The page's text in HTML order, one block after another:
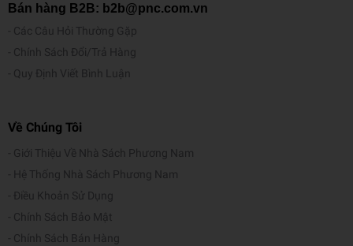
Bán hàng B2B: b2b@pnc.com.vn
Các Câu Hỏi Thường Gặp
Chính Sách Đổi/Trả Hàng
Quy Định Viết Bình Luận
Về Chúng Tôi
Giới Thiệu Về Nhà Sách Phương Nam
Hệ Thống Nhà Sách Phương Nam
Điều Khoản Sử Dụng
Chính Sách Bảo Mật
Chính Sách Bán Hàng